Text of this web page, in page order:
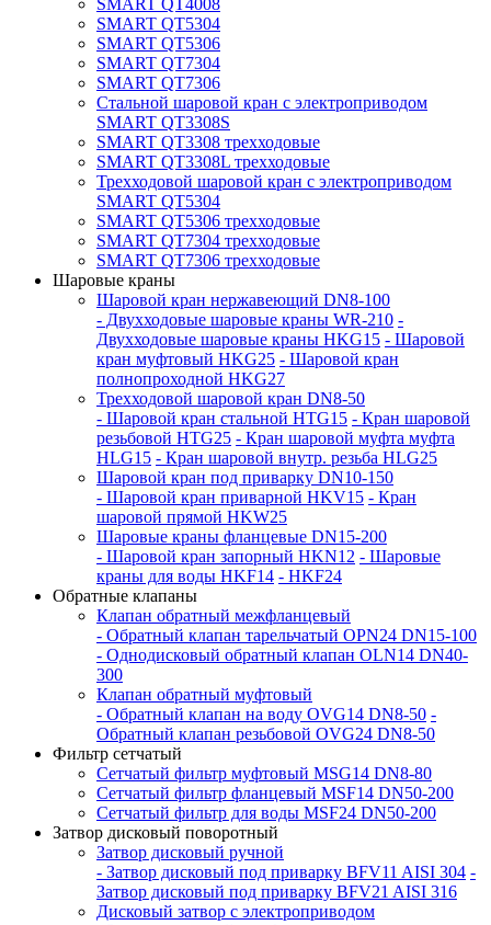
SMART QT5304
SMART QT5306
SMART QT7304
SMART QT7306
Стальной шаровой кран с электроприводом
SMART QT3308S
SMART QT3308 трехходовые
SMART QT3308L трехходовые
Трехходовой шаровой кран с электроприводом
SMART QT5304
SMART QT5306 трехходовые
SMART QT7304 трехходовые
SMART QT7306 трехходовые
Шаровые краны
Шаровой кран нержавеющий DN8-100
- Двухходовые шаровые краны WR-210 -
Двухходовые шаровые краны HKG15 - Шаровой
кран муфтовый HKG25 - Шаровой кран
полнопроходной HKG27
Трехходовой шаровой кран DN8-50
- Шаровой кран стальной HTG15 - Кран шаровой
резьбовой HTG25 - Кран шаровой муфта муфта
HLG15 - Кран шаровой внутр. резьба HLG25
Шаровой кран под приварку DN10-150
- Шаровой кран приварной HKV15 - Кран
шаровой прямой HKW25
Шаровые краны фланцевые DN15-200
- Шаровой кран запорный HKN12 - Шаровые
краны для воды HKF14 - HKF24
Обратные клапаны
Клапан обратный межфланцевый
- Обратный клапан тарельчатый OPN24 DN15-100
- Однодисковый обратный клапан OLN14 DN40-
300
Клапан обратный муфтовый
- Обратный клапан на воду OVG14 DN8-50 -
Обратный клапан резьбовой OVG24 DN8-50
Фильтр сетчатый
Сетчатый фильтр муфтовый MSG14 DN8-80
Сетчатый фильтр фланцевый MSF14 DN50-200
Сетчатый фильтр для воды MSF24 DN50-200
Затвор дисковый поворотный
Затвор дисковый ручной
- Затвор дисковый под приварку BFV11 AISI 304 -
Затвор дисковый под приварку BFV21 AISI 316
Дисковый затвор с электроприводом